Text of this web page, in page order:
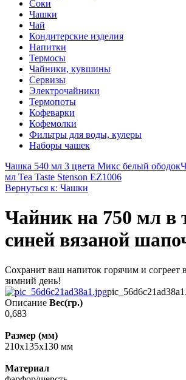
Соки
Чашки
Чай
Кондитерские изделия
Напитки
Термосы
Чайники, кувшины
Сервизы
Электрочайники
Термопоты
Кофеварки
Кофемолки
Фильтры для воды, кулеры
Наборы чашек
Чашка 540 мл 3 цвета Микс белый ободок
мл Tea Taste Stenson EZ1006
Вернуться к: Чашки
Чайник на 750 мл в
синей вязаной
Сохранит ваш напиток горячим и согреет
зимний день!
Описание Вес(гр.)
0,683
Размер (мм)
210х135х130 мм
Материал